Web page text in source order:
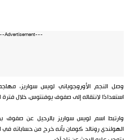
---Advertisement---
وصل النجم الأوروجوياني لويس سواريز، مهاجم
استعدادًا لانتقاله إلى صفوف يوفنتوس، خلال فترة
وارتبط اسم لويس سواريز بالرحيل عن صفوف